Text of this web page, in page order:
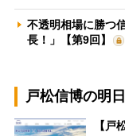
不透明相場に勝つ
長！」【第9回】
戸松信博の明
【戸